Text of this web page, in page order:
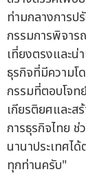
ท่ามกลางการ
กรรมการพิจา
เที่ยงตรงและน่
ธุรกิจที่มีความ
กรรมที่ตอบโจท
เกียรติยศและส
การธุรกิจไทย
นานาประเทศไ
ทุกท่านครับ"